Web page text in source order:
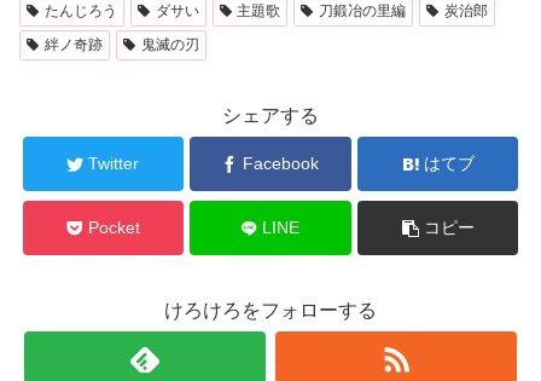
たんじろう ダサい 主題歌 刀鍛冶の里編
炭治郎
絆ノ奇跡
鬼滅の刃
シェアする
Twitter Facebook はてブ
Pocket LINE コピー
けろけろをフォローする